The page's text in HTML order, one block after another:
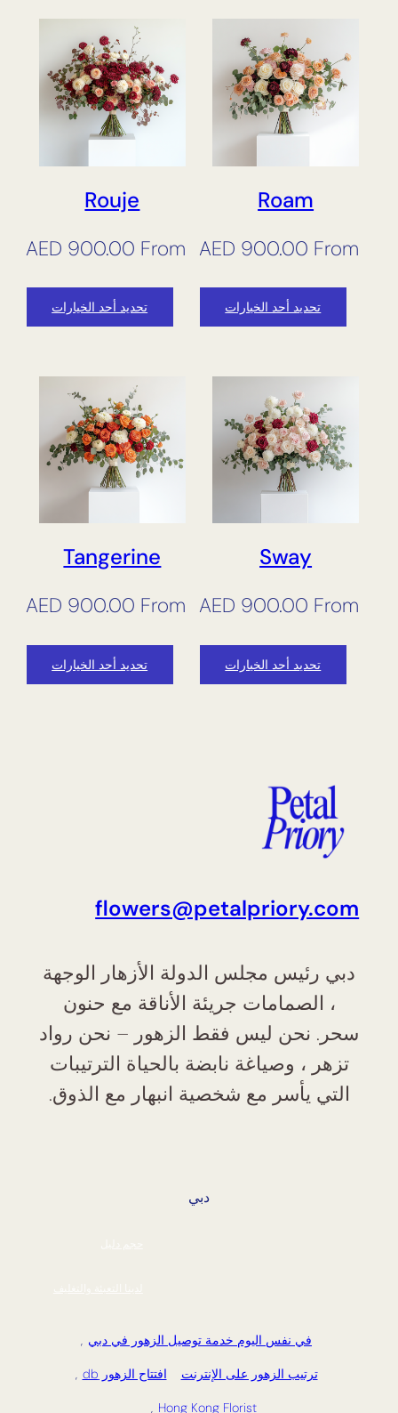
Roam
From
AED 900.00
تحديد أحد الخيارات
Rouje
From
AED 900.00
تحديد أحد الخيارات
Sway
From
AED 900.00
تحديد أحد الخيارات
Tangerine
From
AED 900.00
تحديد أحد الخيارات
flowers@petalpriory.com
دبي رئيس مجلس الدولة الأزهار الوجهة
، الصمامات جريئة الأناقة مع حنون
سحر. نحن ليس فقط الزهور – نحن رواد
تزهر ، وصياغة نابضة بالحياة الترتيبات
التي يأسر مع شخصية انبهار مع الذوق.
دبي
في نفس اليوم خدمة توصيل الزهور في دبي ,
ترتيب الزهور على الإنترنت افتتاح الزهور db ,
Hong Kong Florist
,